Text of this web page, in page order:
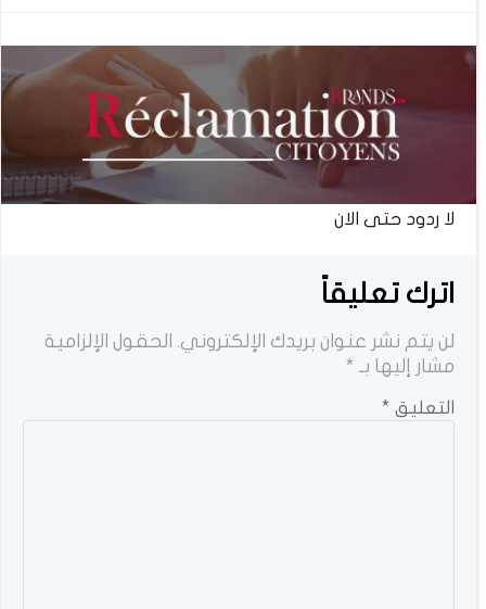
لا ردود حتى الان
اترك تعليقاً
لن يتم نشر عنوان بريدك الإلكتروني. الحقول الإلزامية
مشار إليها بـ *
التعليق *